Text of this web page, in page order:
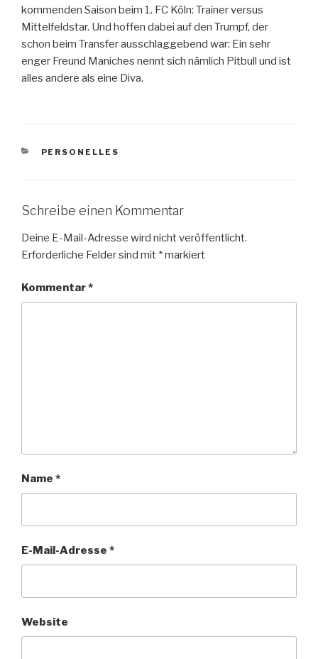
kommenden Saison beim 1. FC Köln: Trainer versus
Mittelfeldstar. Und hoffen dabei auf den Trumpf, der
schon beim Transfer ausschlaggebend war: Ein sehr
enger Freund Maniches nennt sich nämlich Pitbull und ist
alles andere als eine Diva.
KATEGORIEN
PERSONELLES
Schreibe einen Kommentar
Deine E-Mail-Adresse wird nicht veröffentlicht.
Erforderliche Felder sind mit *markiert
Kommentar*
Name *
E-Mail-Adresse *
Website